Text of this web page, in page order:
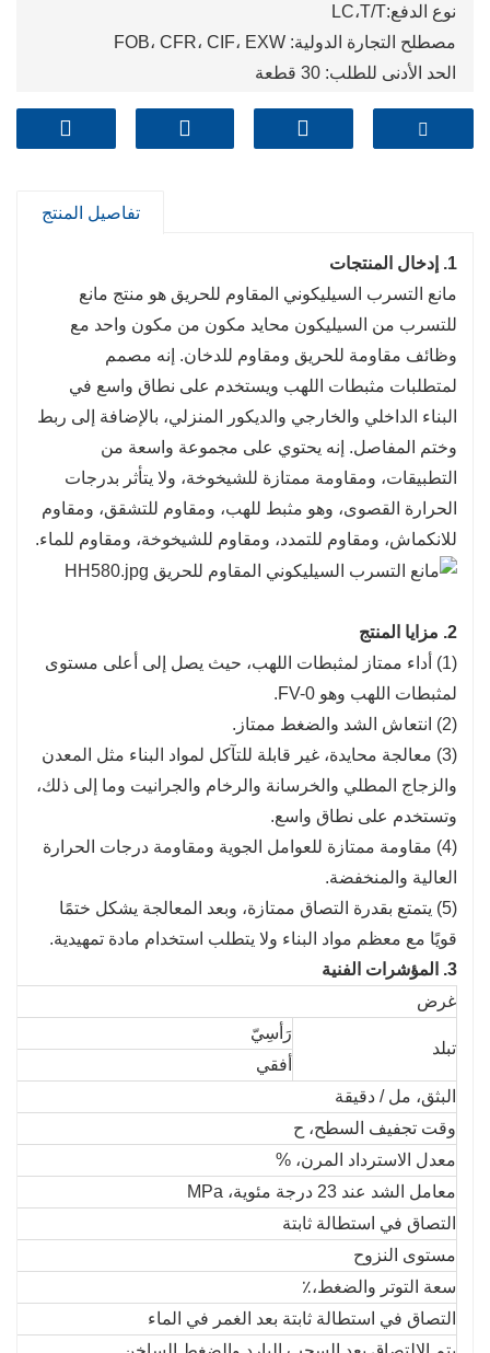
نوع الدفع:LC،T/T
مصطلح التجارة الدولية: FOB، CFR، CIF، EXW
الحد الأدنى للطلب: 30 قطعة
تفاصيل المنتج
1. إدخال المنتجات
مانع التسرب السيليكوني المقاوم للحريق هو منتج مانع
للتسرب من السيليكون محايد مكون من مكون واحد مع
وظائف مقاومة للحريق ومقاوم للدخان. إنه مصمم
لمتطلبات مثبطات اللهب ويستخدم على نطاق واسع في
البناء الداخلي والخارجي والديكور المنزلي، بالإضافة إلى ربط
وختم المفاصل. إنه يحتوي على مجموعة واسعة من
التطبيقات، ومقاومة ممتازة للشيخوخة، ولا يتأثر بدرجات
الحرارة القصوى، وهو مثبط للهب، ومقاوم للتشقق، ومقاوم
للانكماش، ومقاوم للتمدد، ومقاوم للشيخوخة، ومقاوم للماء.
2. مزايا المنتج
(1) أداء ممتاز لمثبطات اللهب، حيث يصل إلى أعلى مستوى
لمثبطات اللهب وهو FV-0.
(2) انتعاش الشد والضغط ممتاز.
(3) معالجة محايدة، غير قابلة للتآكل لمواد البناء مثل المعدن
والزجاج المطلي والخرسانة والرخام والجرانيت وما إلى ذلك،
وتستخدم على نطاق واسع.
(4) مقاومة ممتازة للعوامل الجوية ومقاومة درجات الحرارة
العالية والمنخفضة.
(5) يتمتع بقدرة التصاق ممتازة، وبعد المعالجة يشكل ختمًا
قويًا مع معظم مواد البناء ولا يتطلب استخدام مادة تمهيدية.
3. المؤشرات الفنية
غرض
تبلد
رَأسِيّ
أفقي
البثق، مل / دقيقة
وقت تجفيف السطح، ح
معدل الاسترداد المرن، %
معامل الشد عند 23 درجة مئوية، MPa
التصاق في استطالة ثابتة
مستوى النزوح
سعة التوتر والضغط،٪
التصاق في استطالة ثابتة بعد الغمر في الماء